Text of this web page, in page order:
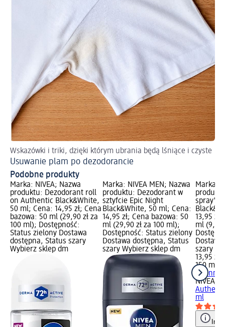
Wskazówki i triki, dzięki którym ubrania będą lśniące i czyste
Usuwanie plam po dezodorancie
Podobne produkty
Marka: NIVEA; Nazwa
produktu: Dezodorant roll
on Authentic Black&White,
50 ml; Cena: 14,95 zł; Cena
bazowa: 50 ml (29,90 zł za
100 ml); Dostępność:
Status zielony Dostawa
dostępna, Status szary
Wybierz sklep dm
Marka: NIVEA MEN; Nazwa
produktu: Dezodorant w
sztyfcie Epic Night
Black&White, 50 ml; Cena:
14,95 zł; Cena bazowa: 50
ml (29,90 zł za 100 ml);
Dostępność: Status zielony
Dostawa dostępna, Status
szary Wybierz sklep dm
Marka:
spray'u
13,95
ml (9,30
szary
13,95 zł
150 ml
+ 1
NIVEA
ml